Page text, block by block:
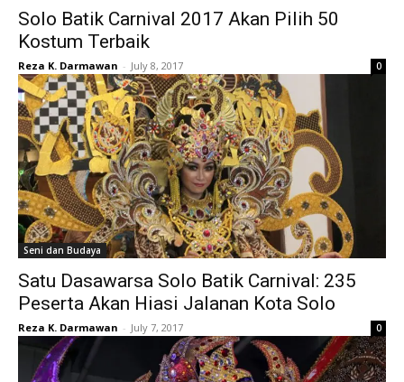
Solo Batik Carnival 2017 Akan Pilih 50
Kostum Terbaik
Reza K. Darmawan - July 8, 2017 0
Seni dan Budaya
Satu Dasawarsa Solo Batik Carnival: 235
Peserta Akan Hiasi Jalanan Kota Solo
Reza K. Darmawan - July 7, 2017 0